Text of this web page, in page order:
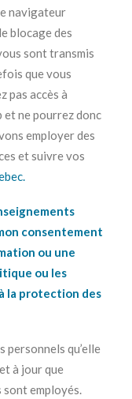
navigateur
blocage des
sont transmis
que vous
pas accès à
et ne pourrez donc
employer des
et suivre vos
consentement
ou une
ou les
la protection des
personnels qu’elle
à jour que
sont employés.